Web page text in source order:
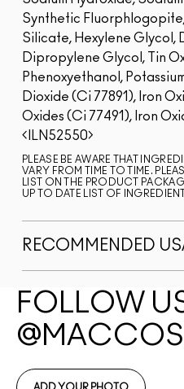
Synthetic Fluorphlogopite,
Silicate, Hexylene Glycol,
Dipropylene Glycol, Tin
Phenoxyethanol,
Dioxide (Ci 77891), Iron
Oxides (Ci 77491), Iron
ILN52550
PLEASE BE AWARE THAT
VARY FROM TIME TO TIME.
LIST ON THE PRODUCT
UP TO DATE LIST OF
RECOMMENDED